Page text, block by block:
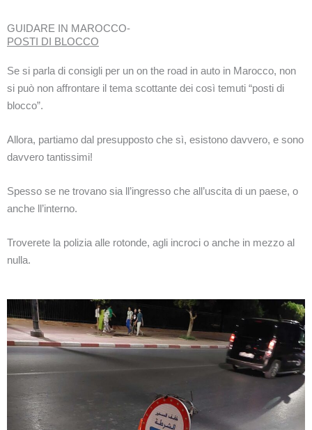
GUIDARE IN MAROCCO-
POSTI DI BLOCCO
Se si parla di consigli per un on the road in auto in Marocco, non
si può non affrontare il tema scottante dei così temuti “posti di
blocco”.
Allora, partiamo dal presupposto che sì, esistono davvero, e sono
davvero tantissimi!
Spesso se ne trovano sia ll’ingresso che all’uscita di un paese, o
anche ll’interno.
Troverete la polizia alle rotonde, agli incroci o anche in mezzo al
nulla.